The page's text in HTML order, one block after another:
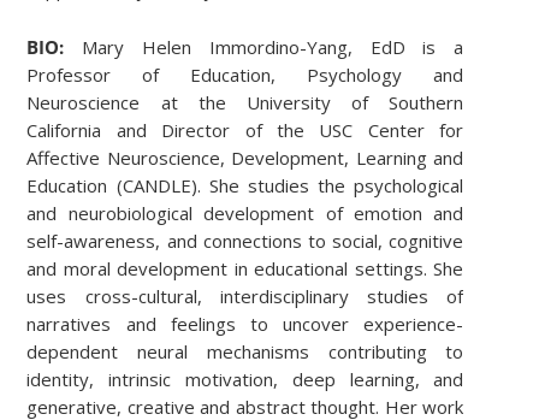
BIO: Mary Helen Immordino-Yang, EdD is a
Professor of Education, Psychology and
Neuroscience at the University of Southern
California and Director of the USC Center for
Affective Neuroscience, Development, Learning and
Education (CANDLE). She studies the psychological
and neurobiological development of emotion and
self-awareness, and connections to social, cognitive
and moral development in educational settings. She
uses cross-cultural, interdisciplinary studies of
narratives and feelings to uncover experience-
dependent neural mechanisms contributing to
identity, intrinsic motivation, deep learning, and
generative, creative and abstract thought. Her work